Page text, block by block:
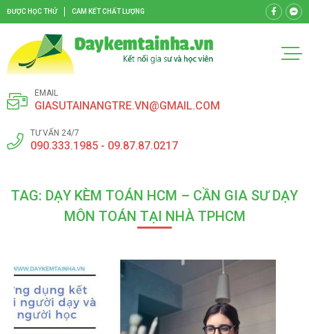
ĐƯỢC HỌC THỬ CAM KẾT CHẤT LƯỢNG
EMAIL
GIASUTAINANGTRE.VN@GMAIL.COM
TƯ VẤN 24/7
090.333.1985 - 09.87.87.0217
TAG: DẠY KÈM TOÁN HCM – CẦN GIA SƯ DẠY
MÔN TOÁN TẠI NHÀ TPHCM